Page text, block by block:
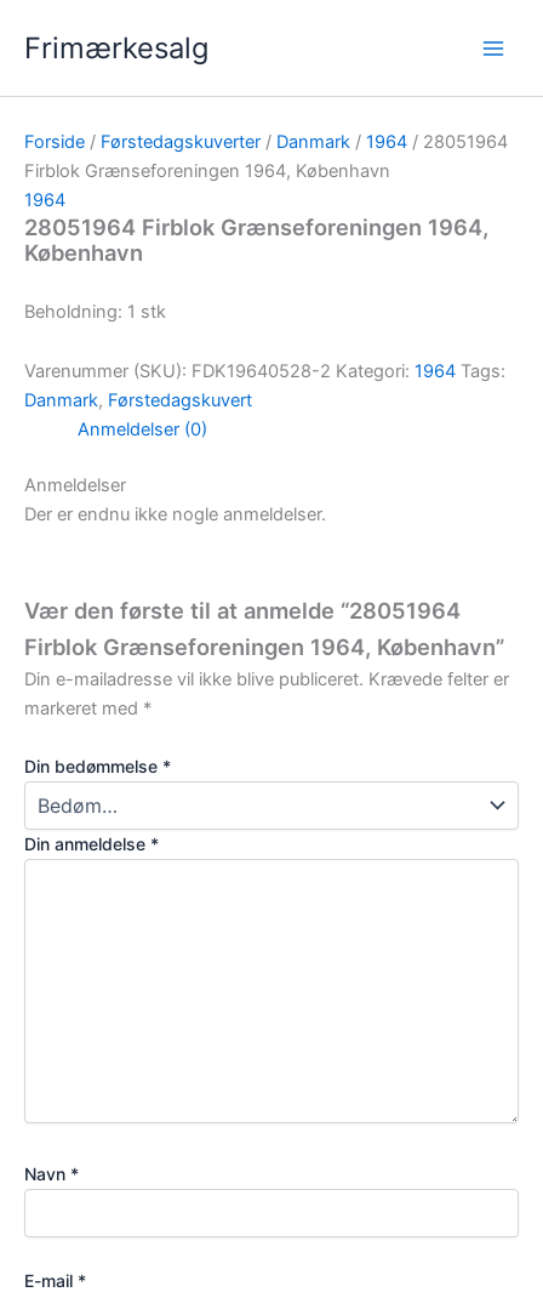
Frimærkesalg
Forside / Førstedagskuverter / Danmark / 1964 / 28051964
Firblok Grænseforeningen 1964, København
1964
28051964 Firblok Grænseforeningen 1964,
København
Beholdning: 1 stk
Varenummer (SKU): FDK19640528-2 Kategori: 1964 Tags:
Danmark, Førstedagskuvert
Anmeldelser (0)
Anmeldelser
Der er endnu ikke nogle anmeldelser.
Vær den første til at anmelde “28051964
Firblok Grænseforeningen 1964, København”
Din e-mailadresse vil ikke blive publiceret. Krævede felter er
markeret med *
Din bedømmelse *
Din anmeldelse *
Navn *
E-mail *